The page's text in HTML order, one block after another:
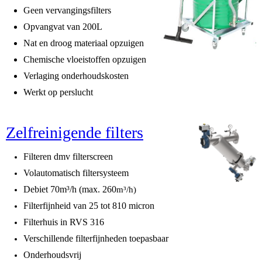
Geen vervangingsfilters
Opvangvat van 200L
Nat en droog materiaal opzuigen
Chemische vloeistoffen opzuigen
Verlaging onderhoudskosten
Werkt op perslucht
Zelfreinigende filters
Filteren dmv filterscreen
Volautomatisch filtersysteem
Debiet 70m³/h (max. 260m³/h)
Filterfijnheid van 25 tot 810 micron
Filterhuis in RVS 316
Verschillende filterfijnheden toepasbaar
Onderhoudsvrij